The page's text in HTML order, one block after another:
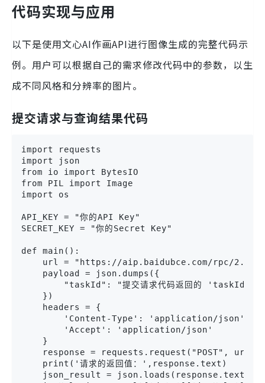
代码实现与应用
以下是使用文心AI作画API进行图像生成的完整代码示
例。用户可以根据自己的需求修改代码中的参数，以生
成不同风格和分辨率的图片。
提交请求与查询结果代码
import requests
import json
from io import BytesIO
from PIL import Image
import os
API_KEY = "你的API Key"
SECRET_KEY = "你的Secret Key"
def main():
url = "https://aip.baidubce.com/rpc/2.0/
    payload = json.dumps({
"taskId": "提交请求代码返回的 'taskId'
    })
    headers = {
        'Content-Type': 'application/json',
        'Accept': 'application/json'
    }
response = requests.request("POST", url,
    print('请求的返回值：',response.text)
    json_result = json.loads(response.text)